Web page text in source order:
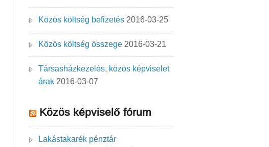
Közös költség befizetés 2016-03-25
Közös költség összege 2016-03-21
Társasházkezelés, közös képviselet
árak 2016-03-07
Közös képviselő fórum
Lakástakarék pénztár